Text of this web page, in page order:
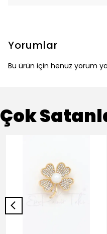
Yorumlar
Bu ürün için henüz yorum
Çok